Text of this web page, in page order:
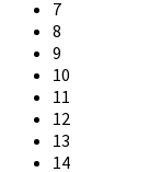
7
8
9
10
11
12
13
14